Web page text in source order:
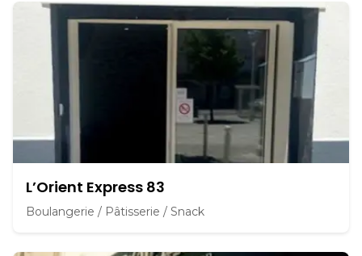
L’Orient Express 83
Boulangerie / Pâtisserie / Snack